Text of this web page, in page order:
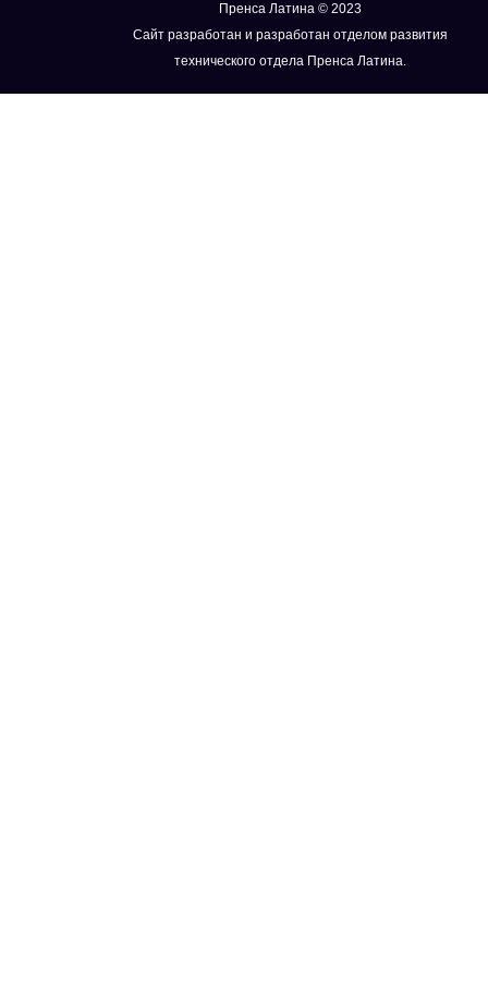
Пренса Латина © 2023
Сайт разработан и разработан отделом развития
технического отдела Пренса Латина.